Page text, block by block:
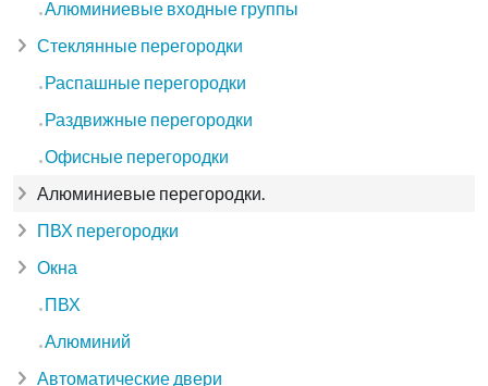
Алюминиевые входные группы
Стеклянные перегородки
Распашные перегородки
Раздвижные перегородки
Офисные перегородки
Алюминиевые перегородки.
ПВХ перегородки
Окна
ПВХ
Алюминий
Автоматические двери